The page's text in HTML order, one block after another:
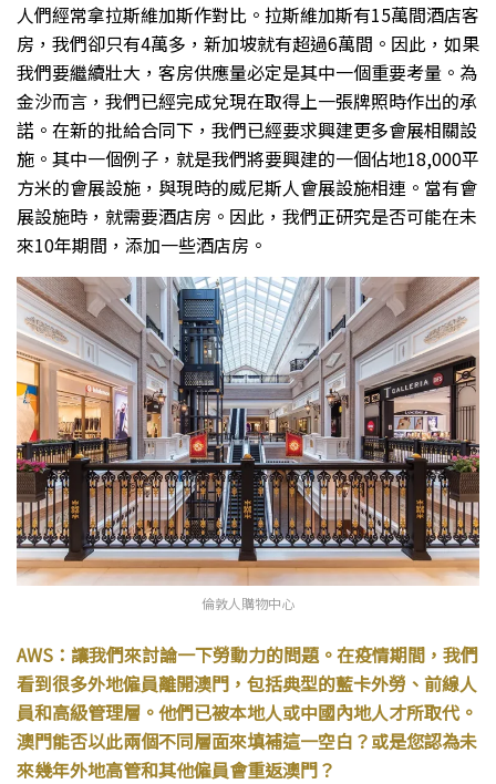
人們經常拿拉斯維加斯作對比。拉斯維加斯有15萬間酒店客
房，我們卻只有4萬多，新加坡就有超過6萬間。因此，如果
我們要繼續壯大，客房供應量必定是其中一個重要考量。為
金沙而言，我們已經完成兌現在取得上一張牌照時作出的承
諾。在新的批給合同下，我們已經要求興建更多會展相關設
施。其中一個例子，就是我們將要興建的一個佔地18,000平
方米的會展設施，與現時的威尼斯人會展設施相連。當有會
展設施時，就需要酒店房。因此，我們正研究是否可能在未
來10年期間，添加一些酒店房。
倫敦人購物中心
AWS：讓我們來討論一下勞動力的問題。在疫情期間，我們
看到很多外地僱員離開澳門，包括典型的藍卡外勞、前線人
員和高級管理層。他們已被本地人或中國內地人才所取代。
澳門能否以此兩個不同層面來填補這一空白？或是您認為未
來幾年外地高管和其他僱員會重返澳門？